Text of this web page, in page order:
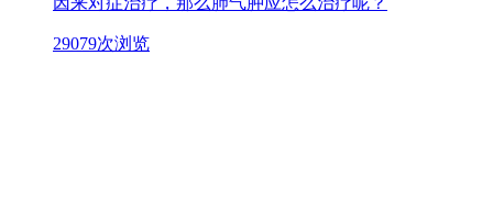
29079次浏览